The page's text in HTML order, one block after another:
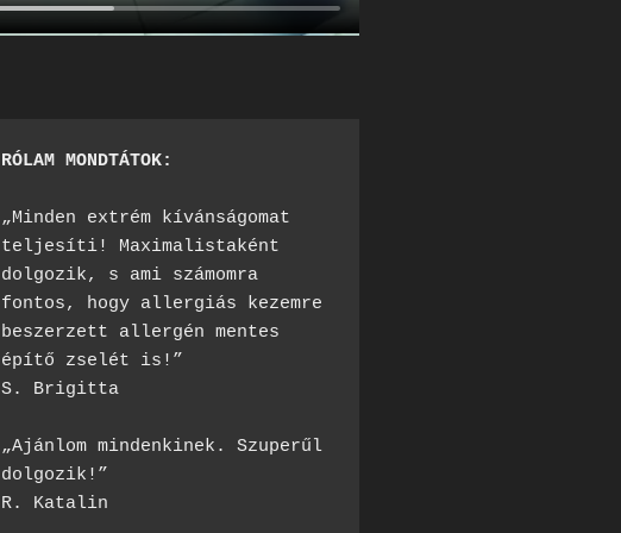
RÓLAM MONDTÁTOK:
„Minden extrém kívánságomat
teljesíti! Maximalistaként
dolgozik, s ami számomra
fontos, hogy allergiás kezemre
beszerzett allergén mentes
építő zselét is!”
S. Brigitta
„Ajánlom mindenkinek. Szuperűl
dolgozik!”
R. Katalin